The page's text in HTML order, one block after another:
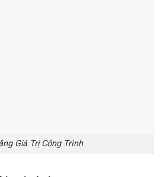
Giá Trị Công Trình